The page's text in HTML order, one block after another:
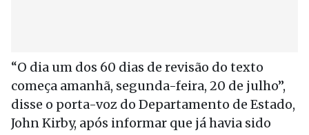
“O dia um dos 60 dias de revisão do texto
começa amanhã, segunda-feira, 20 de julho”,
disse o porta-voz do Departamento de Estado,
John Kirby, após informar que já havia sido